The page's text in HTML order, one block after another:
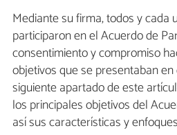
Mediante su firma, todos y cada
participaron en el Acuerdo de
consentimiento y compromiso
objetivos que se presentaban
siguiente apartado de este
los principales objetivos del
así sus características y